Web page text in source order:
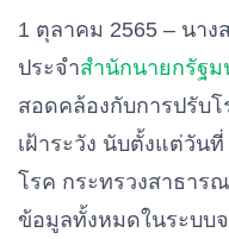
1 ตุลาคม 2565 – นาง
ประจำสำนักนายกรัฐม
สอดคล้องกับการปรับ
เฝ้าระวัง นับตั้งแต่วันที่
โรค กระทรวงสาธาร
ข้อมูลทั้งหมดในระบบ